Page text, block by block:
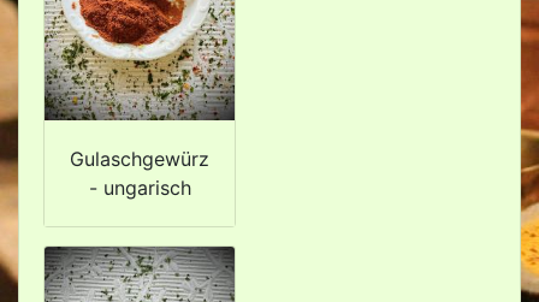
Gulaschgewürz
- ungarisch